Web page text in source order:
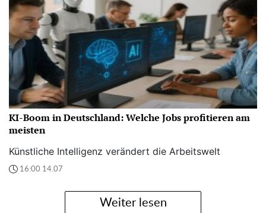
KI-Boom in Deutschland: Welche Jobs profitieren am
meisten
Künstliche Intelligenz verändert die Arbeitswelt
16:00 14.07
Weiter lesen